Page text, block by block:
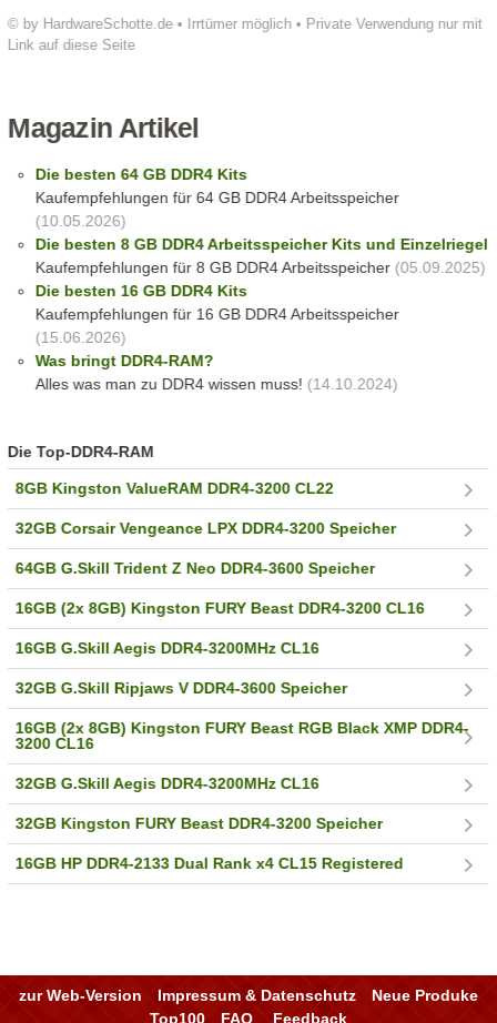
© by HardwareSchotte.de • Irrtümer möglich • Private Verwendung nur mit
Link auf diese Seite
Magazin Artikel
Die besten 64 GB DDR4 Kits
Kaufempfehlungen für 64 GB DDR4 Arbeitsspeicher
(10.05.2026)
Die besten 8 GB DDR4 Arbeitsspeicher Kits und Einzelriegel
Kaufempfehlungen für 8 GB DDR4 Arbeitsspeicher(05.09.2025)
Die besten 16 GB DDR4 Kits
Kaufempfehlungen für 16 GB DDR4 Arbeitsspeicher
(15.06.2026)
Was bringt DDR4-RAM?
Alles was man zu DDR4 wissen muss! (14.10.2024)
Die Top-DDR4-RAM
8GB Kingston ValueRAM DDR4-3200 CL22
32GB Corsair Vengeance LPX DDR4-3200 Speicher
64GB G.Skill Trident Z Neo DDR4-3600 Speicher
16GB (2x 8GB) Kingston FURY Beast DDR4-3200 CL16
16GB G.Skill Aegis DDR4-3200MHz CL16
32GB G.Skill Ripjaws V DDR4-3600 Speicher
16GB (2x 8GB) Kingston FURY Beast RGB Black XMP DDR4-
3200 CL16
32GB G.Skill Aegis DDR4-3200MHz CL16
32GB Kingston FURY Beast DDR4-3200 Speicher
16GB HP DDR4-2133 Dual Rank x4 CL15 Registered
zur Web-Version Impressum & Datenschutz
Neue Produke
Top100
FAQ Feedback